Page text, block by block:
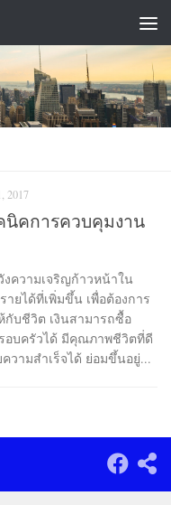
2017
นิคการควบคุมงาน
ความเจริญก้าวหน้าใน
ยได้ที่เพิ่มขึ้น เพื่อต้องการ
กับชีวิต เงินสามารถซื้อ
อบครัวได้ มีคุณภาพชีวิตที่ดี
วามสำเร็จได้ ย่อมขึ้นอยู่...